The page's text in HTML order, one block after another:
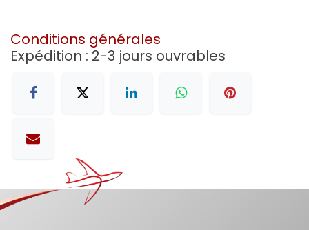
Conditions générales
Expédition : 2-3 jours ouvrables